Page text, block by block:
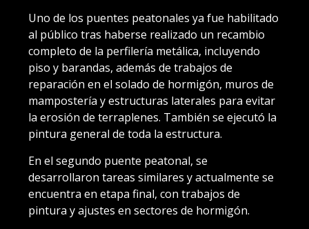
Uno de los puentes peatonales ya fue habilitado
al público tras haberse realizado un recambio
completo de la perfilería metálica, incluyendo
piso y barandas, además de trabajos de
reparación en el solado de hormigón, muros de
mampostería y estructuras laterales para evitar
la erosión de terraplenes. También se ejecutó la
pintura general de toda la estructura.
En el segundo puente peatonal, se
desarrollaron tareas similares y actualmente se
encuentra en etapa final, con trabajos de
pintura y ajustes en sectores de hormigón.